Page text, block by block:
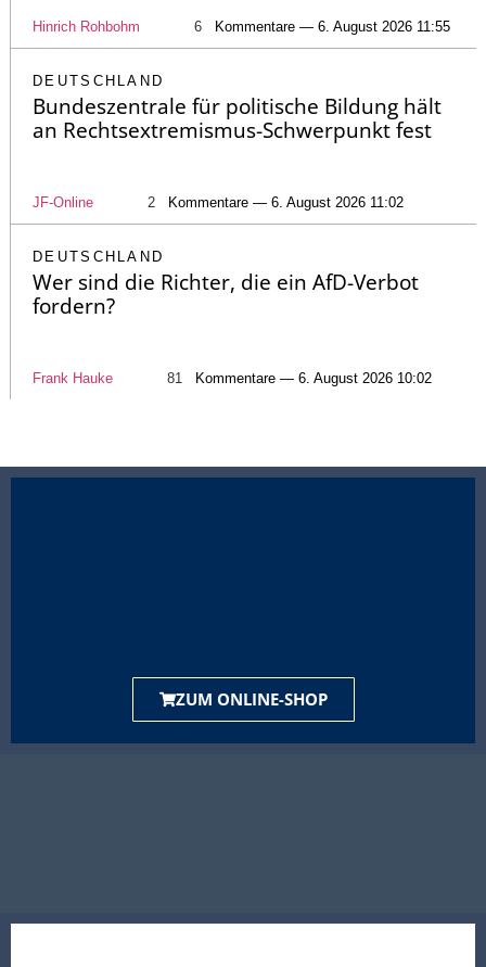
Hinrich Rohbohm 6 Kommentare — 6. August 2026 11:55
DEUTSCHLAND
Bundeszentrale für politische Bildung hält
an Rechtsextremismus-Schwerpunkt fest
JF-Online 2 Kommentare — 6. August 2026 11:02
DEUTSCHLAND
Wer sind die Richter, die ein AfD-Verbot
fordern?
Frank Hauke 81 Kommentare — 6. August 2026 10:02
ZUM ONLINE-SHOP